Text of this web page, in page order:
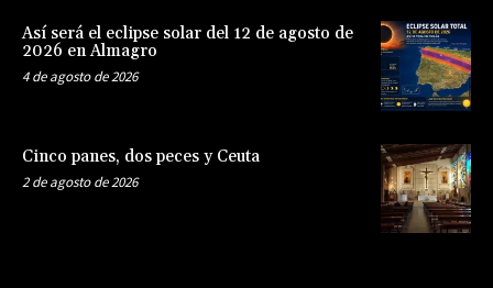
Así será el eclipse solar del 12 de agosto de
2026 en Almagro
4 de agosto de 2026
Cinco panes, dos peces y Ceuta
2 de agosto de 2026